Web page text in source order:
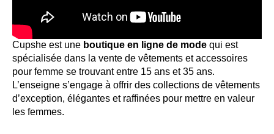
Cupshe est une boutique en ligne de mode qui est
spécialisée dans la vente de vêtements et accessoires
pour femme se trouvant entre 15 ans et 35 ans.
L’enseigne s’engage à offrir des collections de vêtements
d’exception, élégantes et raffinées pour mettre en valeur
les femmes.